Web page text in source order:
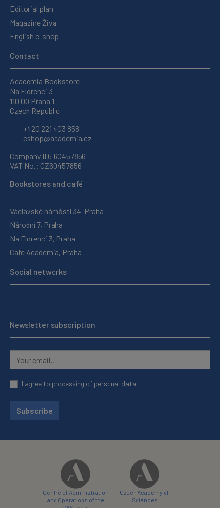
Editorial plan
Magazine Živa
English e-shop
Contact
Academia Bookstore
Na Florenci 3
110 00 Praha 1
Czech Republic
+420 221 403 858
eshop@academia.cz
Company ID: 60457856
VAT No.: CZ60457856
Bookstores and café
Václavské náměstí 34, Praha
Národní 7, Praha
Na Florenci 3, Praha
Cafe Academia, Praha
Social networks
Newsletter subscription
I agree to processing of personal data
Subscribe
Centre of Administration
and Operations of the
Czech Academy of
Sciences